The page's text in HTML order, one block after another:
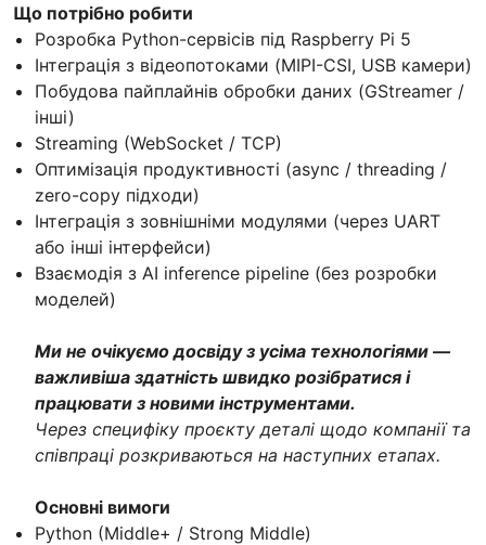
Що потрібно робити
Розробка Python-сервісів під Raspberry Pi 5
Інтеграція з відеопотоками (MIPI-CSI, USB камери)
Побудова пайплайнів обробки даних (GStreamer /
інші)
Streaming (WebSocket / TCP)
Оптимізація продуктивності (async / threading /
zero-copy підходи)
Інтеграція з зовнішніми модулями (через UART
або інші інтерфейси)
Взаємодія з AI inference pipeline (без розробки
моделей)
Ми не очікуємо досвіду з усіма технологіями —
важливіша здатність швидко розібратися і
працювати з новими інструментами.
Через специфіку проєкту деталі щодо компанії та
співпраці розкриваються на наступних етапах.
Основні вимоги
Python (Middle+ / Strong Middle)